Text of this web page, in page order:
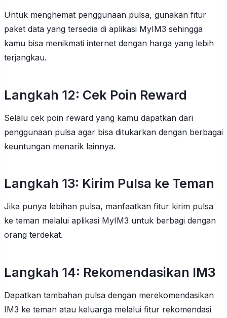
Untuk menghemat penggunaan pulsa, gunakan fitur
paket data yang tersedia di aplikasi MyIM3 sehingga
kamu bisa menikmati internet dengan harga yang lebih
terjangkau.
Langkah 12: Cek Poin Reward
Selalu cek poin reward yang kamu dapatkan dari
penggunaan pulsa agar bisa ditukarkan dengan berbagai
keuntungan menarik lainnya.
Langkah 13: Kirim Pulsa ke Teman
Jika punya lebihan pulsa, manfaatkan fitur kirim pulsa
ke teman melalui aplikasi MyIM3 untuk berbagi dengan
orang terdekat.
Langkah 14: Rekomendasikan IM3
Dapatkan tambahan pulsa dengan merekomendasikan
IM3 ke teman atau keluarga melalui fitur rekomendasi